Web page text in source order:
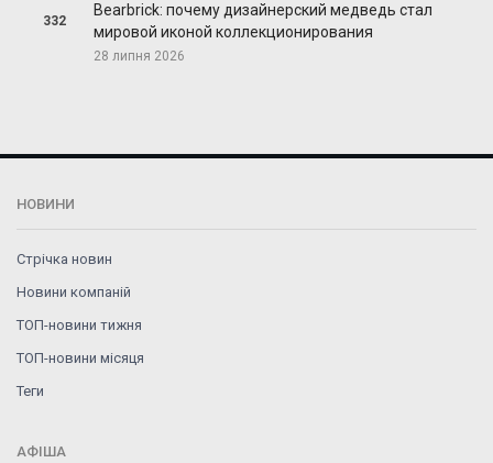
332
Bearbrick: почему дизайнерский медведь стал
мировой иконой коллекционирования
28 липня 2026
НОВИНИ
Стрічка новин
Новини компаній
ТОП-новини тижня
ТОП-новини місяця
Теги
АФІША